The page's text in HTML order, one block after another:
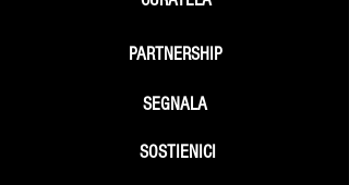
SEGNALA
SOSTIENICI
PARTNERSHIP